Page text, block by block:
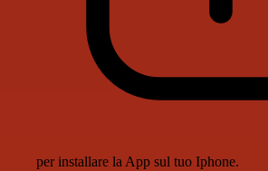
per installare la App sul tuo Iphone.